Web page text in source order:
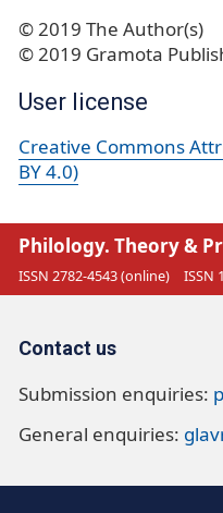
© 2019 The Author(s)
© 2019 Gramota
User license
Creative Commons
BY 4.0)
Philology. Theory &
ISSN 2782-4543 (online) ISSN
Contact us
Submission enquiries:
General enquiries: